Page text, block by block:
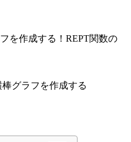
を作成する！REPT関数の
グラフを作成する